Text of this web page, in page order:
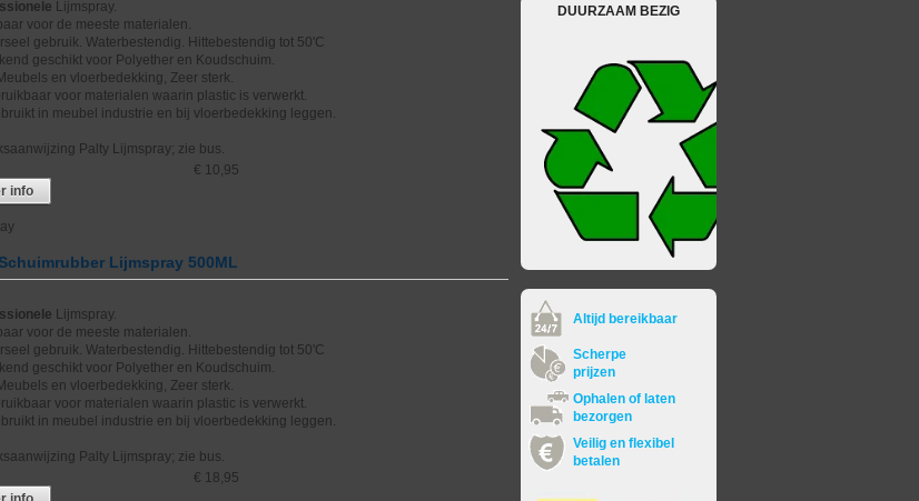
Lijmspray.
voor de meeste materialen.
gebruik. Waterbestendig. Hittebestendig tot 50'C
geschikt voor Polyether en Koudschuim.
en vloerbedekking, Zeer sterk.
voor materialen waarin plastic is verwerkt.
in meubel industrie en bij vloerbedekking leggen.
Palty Lijmspray; zie bus.
€ 10,95
info
Lijmspray 500ML
Lijmspray.
voor de meeste materialen.
gebruik. Waterbestendig. Hittebestendig tot 50'C
geschikt voor Polyether en Koudschuim.
en vloerbedekking, Zeer sterk.
voor materialen waarin plastic is verwerkt.
in meubel industrie en bij vloerbedekking leggen.
Palty Lijmspray; zie bus.
€ 18,95
DUURZAAM BEZIG
Altijd bereikbaar
Scherpe
prijzen
Ophalen of laten
bezorgen
Veilig en flexibel
betalen